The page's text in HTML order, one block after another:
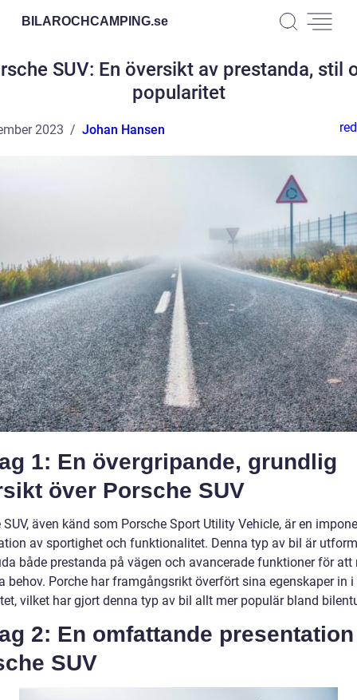
BILAROCHCAMPING.se
SUV: En översikt av prestanda, stil
popularitet
2023 Johan Hansen
1: En övergripande, grundlig
över Porsche SUV
SUV, även känd som Porsche Sport Utility Vehicle, är en
av sportighet och funktionalitet. Denna typ av bil är
både prestanda på vägen och avancerade funktioner för att
behov. Porche har framgångsrikt överfört sina egenskaper in i
vilket har gjort denna typ av bil allt mer populär bland
2: En omfattande
SUV